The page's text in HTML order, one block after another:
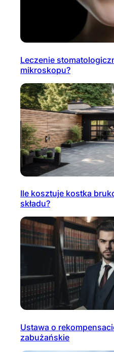
Leczenie
mikroskopu?
Ile kosztuje kostka
składu?
Ustawa o
zabużańskie